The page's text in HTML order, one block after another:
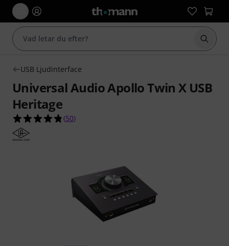
Börja
USB Ljudinterface
Universal Audio Apollo Twin X USB
Heritage
4.8 av 5 stjärnor från 50 kundbetyg
(50)